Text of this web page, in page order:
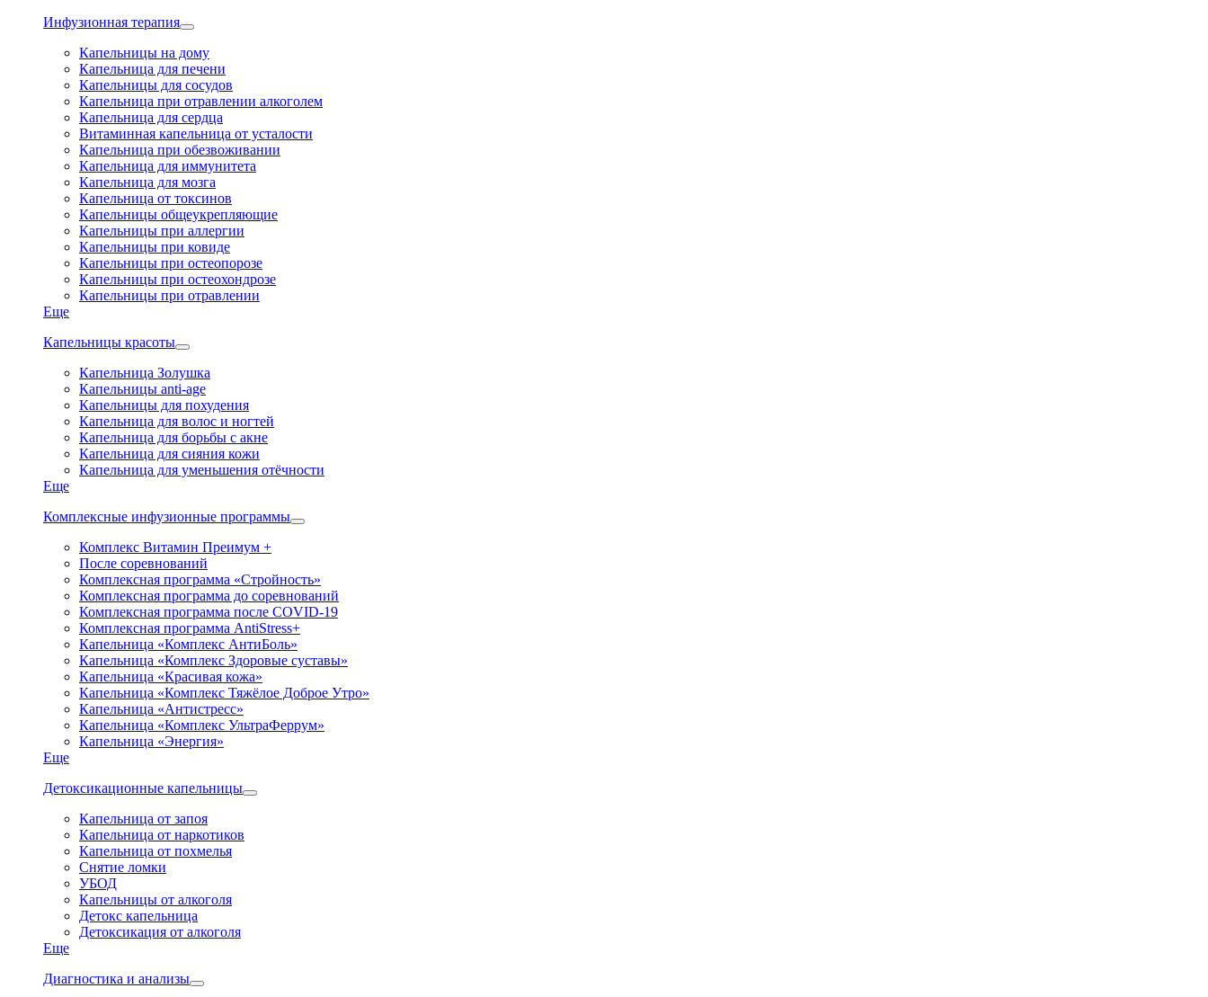
Инфузионная терапия
Капельницы на дому
Капельница для печени
Капельницы для сосудов
Капельница при отравлении алкоголем
Капельница для сердца
Витаминная капельница от усталости
Капельница при обезвоживании
Капельница для иммунитета
Капельница для мозга
Капельница от токсинов
Капельницы общеукрепляющие
Капельницы при аллергии
Капельницы при ковиде
Капельницы при остеопорозе
Капельницы при остеохондрозе
Капельницы при отравлении
Еще
Капельницы красоты
Капельница Золушка
Капельницы anti-age
Капельницы для похудения
Капельница для волос и ногтей
Капельница для борьбы с акне
Капельница для сияния кожи
Капельница для уменьшения отёчности
Еще
Комплексные инфузионные программы
Комплекс Витамин Преимум +
После соревнований
Комплексная программа «Стройность»
Комплексная программа до соревнований
Комплексная программа после COVID-19
Комплексная программа AntiStress+
Капельница «Комплекс АнтиБоль»
Капельница «Комплекс Здоровые суставы»
Капельница «Красивая кожа»
Капельница «Комплекс Тяжёлое Доброе Утро»
Капельница «Антистресс»
Капельница «Комплекс УльтраФеррум»
Капельница «Энергия»
Еще
Детоксикационные капельницы
Капельница от запоя
Капельница от наркотиков
Капельница от похмелья
Снятие ломки
УБОД
Капельницы от алкоголя
Детокс капельница
Детоксикация от алкоголя
Еще
Диагностика и анализы